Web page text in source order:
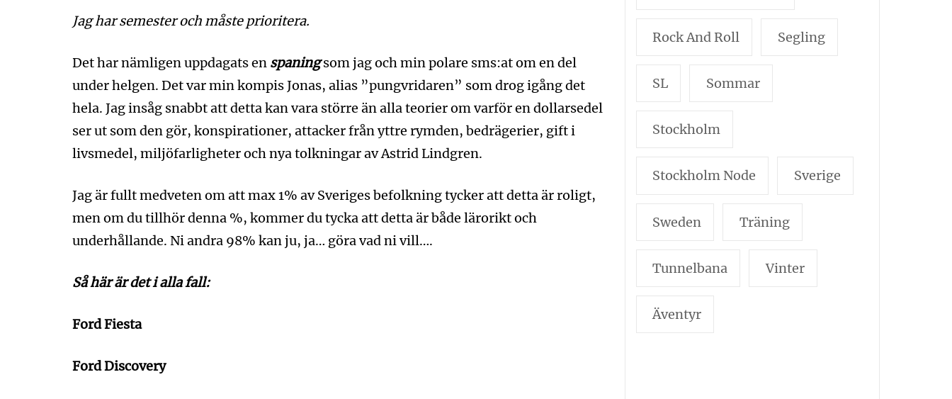
Jag har semester och måste prioritera.
Det har nämligen uppdagats en spaning som jag och min polare sms:at om en del
under helgen. Det var min kompis Jonas, alias ”pungvridaren” som drog igång det
hela. Jag insåg snabbt att detta kan vara större än alla teorier om varför en dollarsedel
ser ut som den gör, konspirationer, attacker från yttre rymden, bedrägerier, gift i
livsmedel, miljöfarligheter och nya tolkningar av Astrid Lindgren.
Jag är fullt medveten om att max 1% av Sveriges befolkning tycker att detta är roligt,
men om du tillhör denna %, kommer du tycka att detta är både lärorikt och
underhållande. Ni andra 98% kan ju, ja… göra vad ni vill….
Så här är det i alla fall:
Ford Fiesta
Ford Discovery
Rock And Roll Segling
SL Sommar
Stockholm
Stockholm Node Sverige
Sweden Träning
Tunnelbana Vinter
Äventyr